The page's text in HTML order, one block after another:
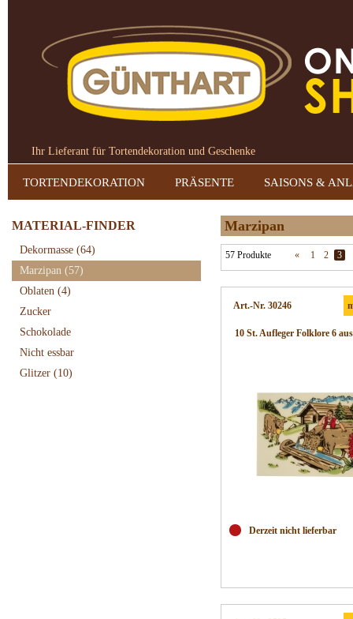
Ihr Lieferant für Tortendekoration und Geschenke
TORTENDEKORATION PRÄSENTE SAISONS &
MATERIAL-FINDER
Dekormasse (64)
Marzipan (57)
Oblaten (4)
Zucker
Schokolade
Nicht essbar
Glitzer (10)
Marzipan
57 Produkte « 1 2 3
Art.-Nr. 30246
10 St. Aufleger Folklore 6
Derzeit nicht lieferbar